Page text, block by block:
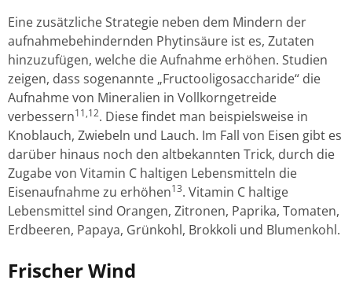
Eine zusätzliche Strategie neben dem Mindern der
aufnahmebehindernden Phytinsäure ist es, Zutaten
hinzuzufügen, welche die Aufnahme erhöhen. Studien
zeigen, dass sogenannte „Fructooligosaccharide“ die
Aufnahme von Mineralien in Vollkorngetreide
verbessern11,12. Diese findet man beispielsweise in
Knoblauch, Zwiebeln und Lauch. Im Fall von Eisen gibt es
darüber hinaus noch den altbekannten Trick, durch die
Zugabe von Vitamin C haltigen Lebensmitteln die
Eisenaufnahme zu erhöhen13. Vitamin C haltige
Lebensmittel sind Orangen, Zitronen, Paprika, Tomaten,
Erdbeeren, Papaya, Grünkohl, Brokkoli und Blumenkohl.
Frischer Wind